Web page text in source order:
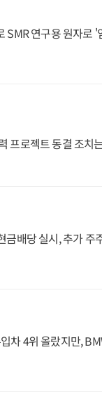
SMR 연구용 원자로 '
프로젝트 동결 조치
금배당 실시, 추가 주
차 4위 올랐지만,